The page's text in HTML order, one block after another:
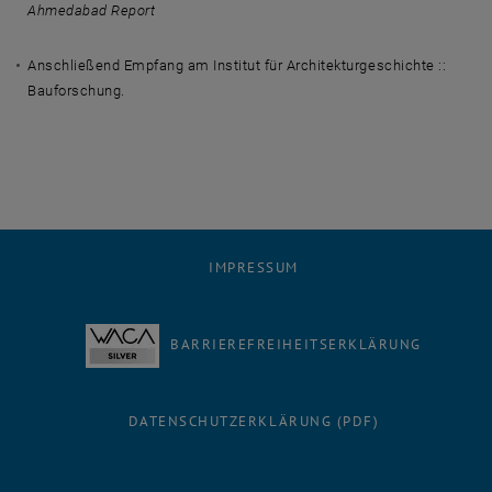
Ahmedabad Report
Anschließend Empfang am Institut für Architekturgeschichte ::
Bauforschung.
IMPRESSUM
BARRIEREFREIHEITSERKLÄRUNG
DATENSCHUTZERKLÄRUNG (PDF)